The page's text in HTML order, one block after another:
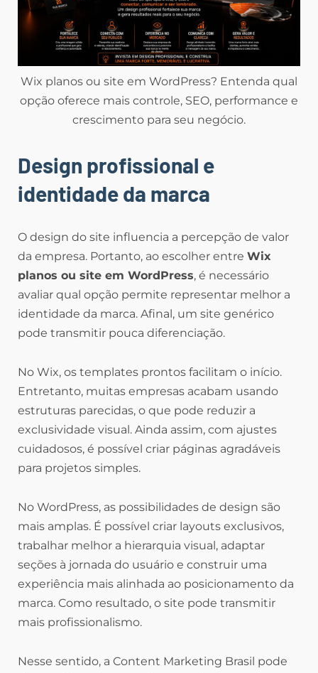
Wix planos ou site em WordPress? Entenda qual
opção oferece mais controle, SEO, performance e
crescimento para seu negócio.
Design profissional e
identidade da marca
O design do site influencia a percepção de valor
da empresa. Portanto, ao escolher entre Wix
planos ou site em WordPress, é necessário
avaliar qual opção permite representar melhor a
identidade da marca. Afinal, um site genérico
pode transmitir pouca diferenciação.
No Wix, os templates prontos facilitam o início.
Entretanto, muitas empresas acabam usando
estruturas parecidas, o que pode reduzir a
exclusividade visual. Ainda assim, com ajustes
cuidadosos, é possível criar páginas agradáveis
para projetos simples.
No WordPress, as possibilidades de design são
mais amplas. É possível criar layouts exclusivos,
trabalhar melhor a hierarquia visual, adaptar
seções à jornada do usuário e construir uma
experiência mais alinhada ao posicionamento da
marca. Como resultado, o site pode transmitir
mais profissionalismo.
Nesse sentido, a Content Marketing Brasil pode